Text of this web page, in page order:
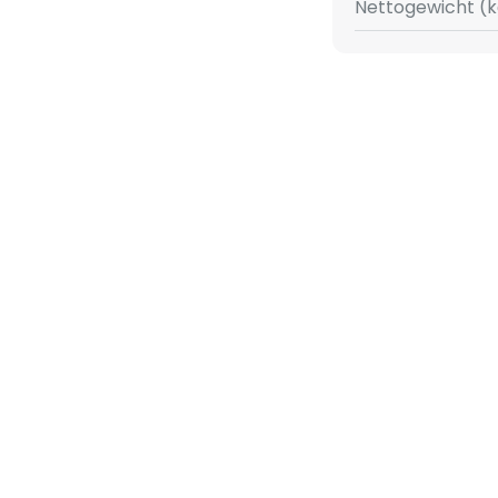
Nettogewicht